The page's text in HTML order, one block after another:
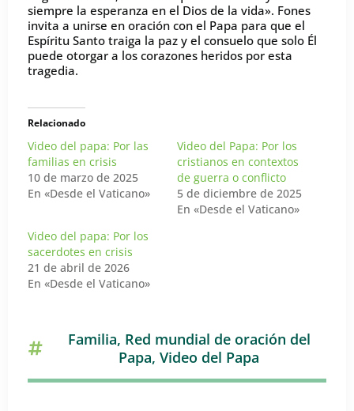
siempre la esperanza en el Dios de la vida». Fones
invita a unirse en oración con el Papa para que el
Espíritu Santo traiga la paz y el consuelo que solo Él
puede otorgar a los corazones heridos por esta
tragedia.
Relacionado
Video del papa: Por las
familias en crisis
10 de marzo de 2025
En «Desde el Vaticano»
Video del Papa: Por los
cristianos en contextos
de guerra o conflicto
5 de diciembre de 2025
En «Desde el Vaticano»
Video del papa: Por los
sacerdotes en crisis
21 de abril de 2026
En «Desde el Vaticano»
Familia, Red mundial de oración del
Papa, Video del Papa